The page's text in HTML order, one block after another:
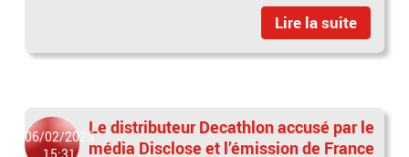
Lire la suite
06/02/2025Le distributeur Decathlon accusé par le
média Disclose et l’émission de France